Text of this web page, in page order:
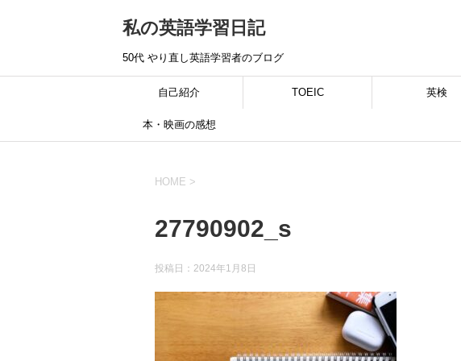
私の英語学習日記
50代 やり直し英語学習者のブログ
自己紹介 TOEIC 英検
本・映画の感想
HOME >
27790902_s
投稿日： 2024年1月8日